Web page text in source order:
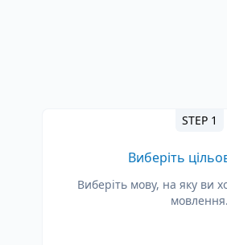
STEP 1
Виберіть
Виберіть мову, на яку ви
мовлення.